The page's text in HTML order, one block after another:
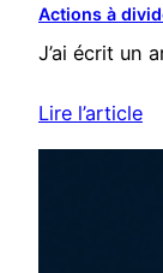
Actions à
J’ai écrit un
Lire l’article